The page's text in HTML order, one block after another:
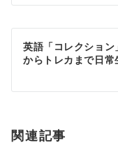
ン
英語「コレクショ
からトレカまで日常
関連記事